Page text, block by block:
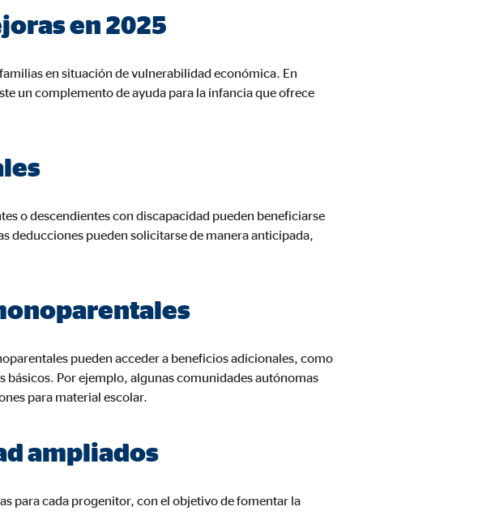
en 2025
en situación de vulnerabilidad económica. En
un complemento de ayuda para la infancia que ofrece
o descendientes con discapacidad pueden beneficiarse
deducciones pueden solicitarse de manera anticipada,
pueden acceder a beneficios adicionales, como
Por ejemplo, algunas comunidades autónomas
para material escolar.
ampliados
para cada progenitor, con el objetivo de fomentar la
El contenido de las plataformas y mapas
externos, tenga en cuenta que